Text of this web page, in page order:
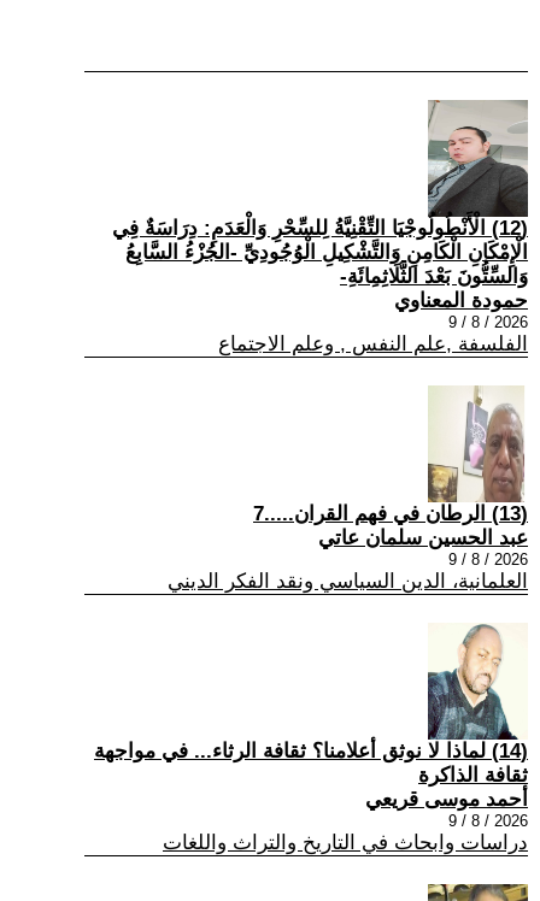
(12) الْأَنْطُولُوجْيَا التِّقْنِيَّةُ لِلسِّحْرِ وَالْعَدَمِ: دِرَاسَةٌ فِي
الْإِمْكَانِ الْكَامِنِ وَالتَّشْكِيلِ الْوُجُودِيِّ -الجُزْءُ السَّابِعُ
وَالسِّتُّونَ بَعْدَ الثَّلَاثِمِائَةِ-
حمودة المعناوي
2026 / 8 / 9
الفلسفة ,علم النفس , وعلم الاجتماع
(13) الرطان في فهم القران.....7
عبد الحسين سلمان عاتي
2026 / 8 / 9
العلمانية، الدين السياسي ونقد الفكر الديني
(14) لماذا لا نوثق أعلامنا؟ ثقافة الرثاء... في مواجهة
ثقافة الذاكرة
أحمد موسى قريعي
2026 / 8 / 9
دراسات وابحاث في التاريخ والتراث واللغات